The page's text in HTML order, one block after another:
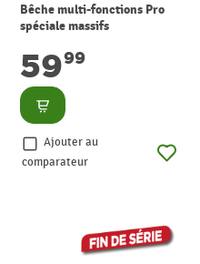
Bêche multi-fonctions Pro
spéciale massifs
5999
Consulter
Ajouter au
comparateur